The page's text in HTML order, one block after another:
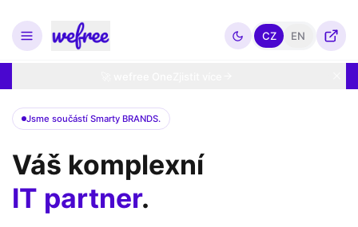
CZ EN
Jsme součástí Smarty BRANDS.
Váš komplexní
IT partner.